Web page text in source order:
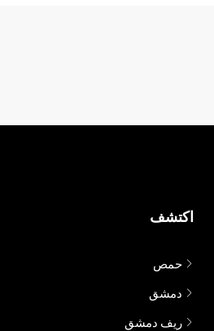
اكتشف
حمص
دمشق
ريف دمشق